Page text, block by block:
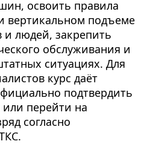
освоить правила
вертикальном подъеме
и людей, закрепить
обслуживания и
ситуациях. Для
курс даёт
подтвердить
перейти на
согласно